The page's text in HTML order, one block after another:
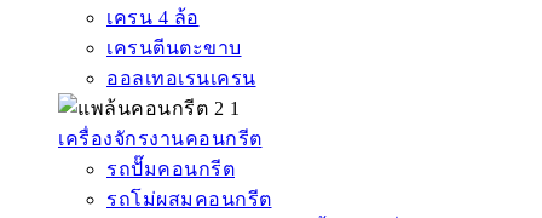
เครน 4 ล้อ
เครนตีนตะขาบ
ออลเทอเรนเครน
เครื่องจักรงานคอนกรีต
รถปั๊มคอนกรีต
รถโม่ผสมคอนกรีต